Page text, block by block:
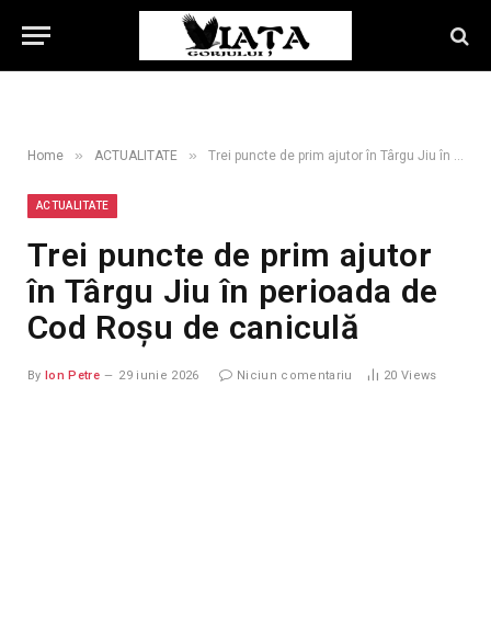
Home » ACTUALITATE » Trei puncte de prim ajutor în Târgu Jiu în perioada de Cod Roșu de caniculă
ACTUALITATE
Trei puncte de prim ajutor
în Târgu Jiu în perioada de
Cod Roșu de caniculă
By Ion Petre 29 iunie 2026 Niciun comentariu 20 Views